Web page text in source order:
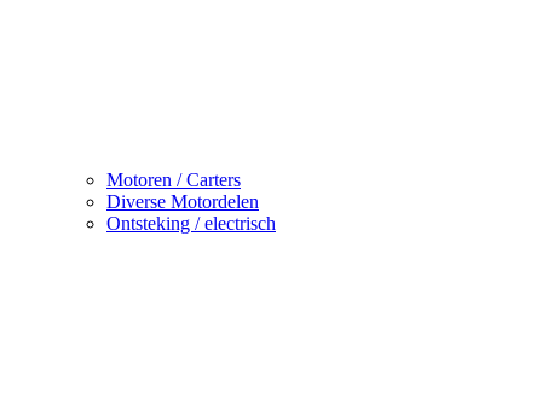
Motoren / Carters
Diverse Motordelen
Ontsteking / electrisch